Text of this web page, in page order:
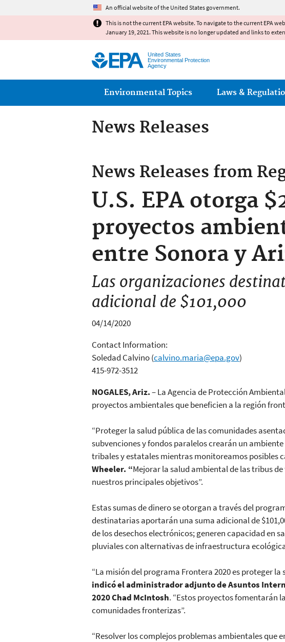
An official website of the United States government.
This is not the current EPA website. To navigate to the current EPA
January 19, 2021. This website is no longer updated and links to
United States
Environmental Protection
Agency
Main menu
Environmental Topics Laws &
News Releases
News Releases from
U.S. EPA otorga
proyectos
entre Sonora y
Las organizaciones
adicional de $101,000
04/14/2020
Contact Information:
Soledad Calvino(calvino.maria@epa.gov)
415-972-3512
NOGALES, Ariz.– La Agencia de Protección
proyectos ambientales que beneficien a la región
“Proteger la salud pública de las comunidades
subvenciones y fondos paralelos crearán un
tribales y estatales mientras monitoreamos posibles
Wheeler. “Mejorar la salud ambiental de las tribus
nuestros principales objetivos”.
Estas sumas de dinero se otorgan a través del
destinatarias aportarán una suma adicional de
de los desechos electrónicos; generen capacidad en
pluviales con alternativas de infraestructura
“La misión del programa Frontera 2020 es proteger
indicó el administrador adjunto de Asuntos
2020 Chad McIntosh. “Estos proyectos fomentarán
comunidades fronterizas”.
“Resolver los complejos problemas ambientales